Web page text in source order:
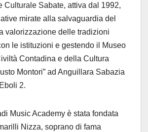
Culturale Sabate, attiva dal 1992,
mirate alla salvaguardia del
valorizzazione delle tradizioni
le istituzioni e gestendo il Museo
Contadina e della Cultura
Montori” ad Anguillara Sabazia
2.
Music Academy è stata fondata
Nizza, soprano di fama